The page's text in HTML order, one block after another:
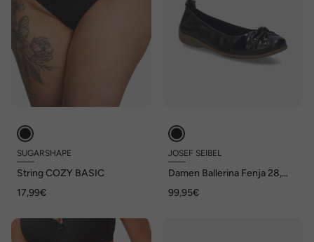
SUGARSHAPE
String COZY BASIC
17,99€
JOSEF SEIBEL
Damen Ballerina Fenja 28,
99,95€